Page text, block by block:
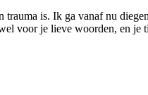
is. Ik ga vanaf nu
voor je lieve woorden, en je